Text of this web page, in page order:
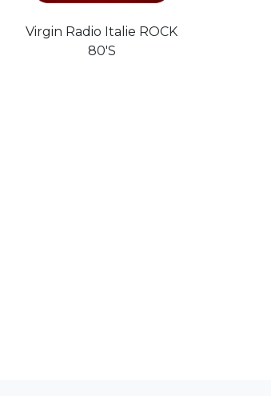
Virgin Radio Italie ROCK
80'S